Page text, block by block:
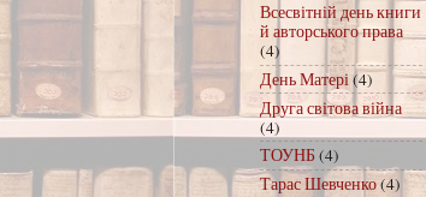
Всесвітній день книги
й авторського права
(4)
День Матері(4)
Друга світова війна
(4)
ТОУНБ(4)
Тарас Шевченко(4)